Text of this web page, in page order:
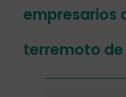
empresarios
terremoto de